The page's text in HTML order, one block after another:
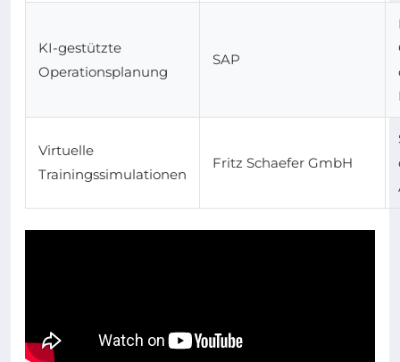
KI-gestützte
Operationsplanung
SAP
Virtuelle
Trainingssimulationen
Fritz Schaefer GmbH